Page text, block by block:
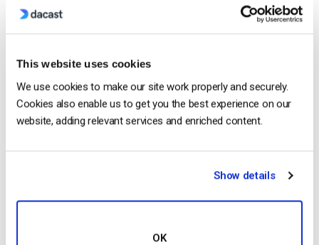
This website uses cookies
We use cookies to make our site work properly and securely.
Cookies also enable us to get you the best experience on our
website, adding relevant services and enriched content.
Show details
OK
Come configurare le impostazioni di
monetizzazione del paywall